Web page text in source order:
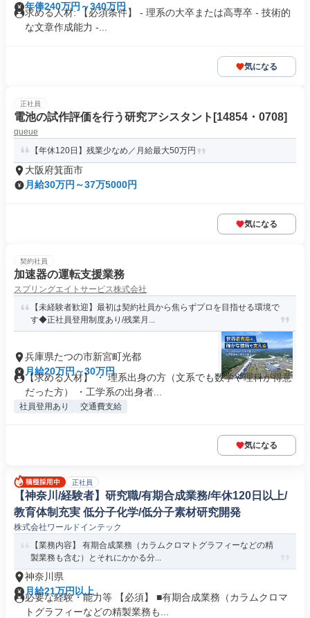
年俸240万円～340万円
求める人材: 【必須条件】 - 理系の大卒または高専卒 - 技術的
な文章作成能力 -...
気になる
正社員
電池の試作評価を行う研究アシスタント[14854・0708]
queue
【年休120日】残業少なめ／月給最大50万円
大阪府箕面市
月給30万円～37万5000円
気になる
契約社員
加速器の運転支援業務
スプリングエイトサービス株式会社
【未経験者歓迎】最初は契約社員から焦らずプロを目指せる環境で
す◆正社員登用制度あり/残業月...
兵庫県たつの市新宮町光都
月給20万円～30万円
【求める人材】 ・ 理系出身の方（文系でも数学や理科が得意
だった方） ・工学系の出身者...
社員登用あり 交通費支給
気になる
正社員
【神奈川/経験者】研究職/有期合成業務/年休120日以上/
教育体制充実 低分子化学/低分子素材研究開発
株式会社ワールドインテック
【業務内容】 有期合成業務（カラムクロマトグラフィーなどの精
製業務も含む）とそれにかかる分...
神奈川県
月給21万円以上
必要な経験・能力等 【必須】 ■有期合成業務（カラムクロマ
トグラフィーなどの精製業務も...